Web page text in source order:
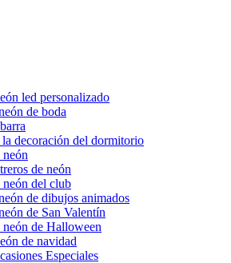
led personalizado
de boda
la decoración del dormitorio
de neón
neón del club
de dibujos animados
de San Valentín
neón de Halloween
de navidad
Especiales